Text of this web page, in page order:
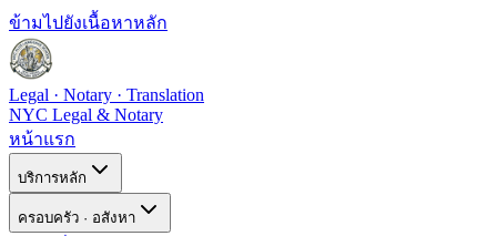
ข้ามไปยังเนื้อหาหลัก
Legal · Notary · Translation
NYC Legal & Notary
หน้าแรก
บริการหลัก
ครอบครัว · อสังหา